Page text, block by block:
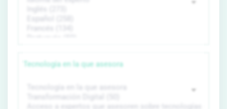
Tecnología en la que asesora